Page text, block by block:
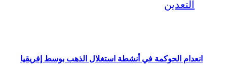
انعدام الحوكمة في أنشطة استغلال الذهب بوسط إفريقيا